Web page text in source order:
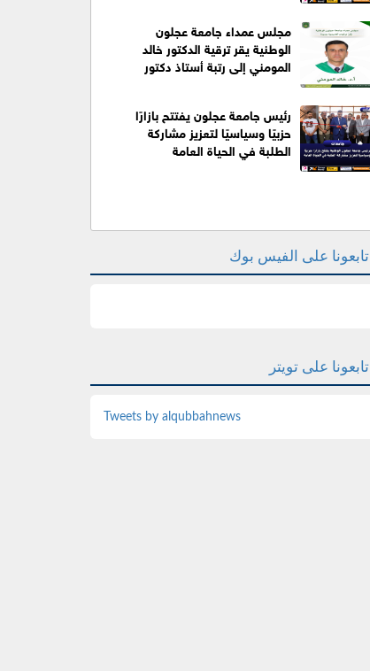
مجلس عمداء جامعة عجلون
الوطنية يقر ترقية الدكتور خالد
المومني إلى رتبة أستاذ دكتور
رئيس جامعة عجلون يفتتح بازارًا
حزبيًا وسياسيًا لتعزيز مشاركة
الطلبة في الحياة العامة
تابعونا على الفيس بوك
تابعونا على تويتر
Tweets by alqubbahnews